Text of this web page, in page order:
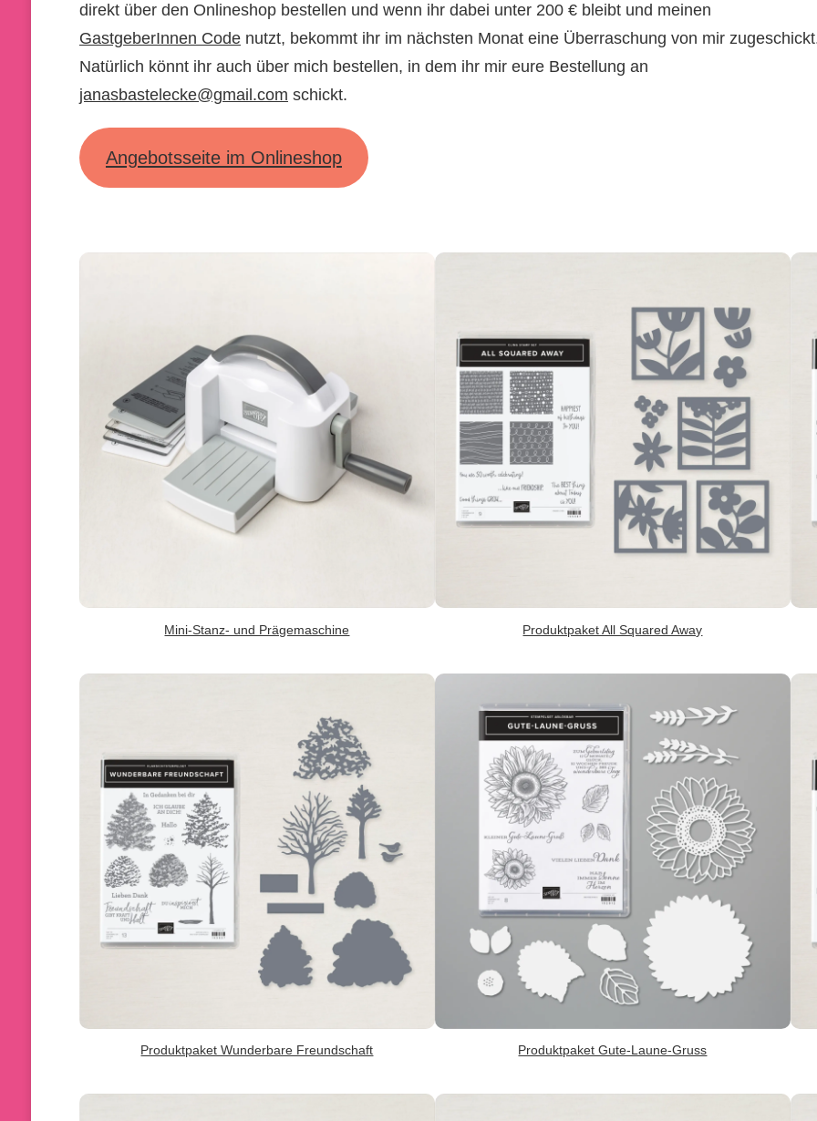
direkt über den Onlineshop bestellen und wenn ihr dabei unter 200 € bleibt und meinen
GastgeberInnen Codenutzt, bekommt ihr im nächsten Monat eine Überraschung von mir
Natürlich könnt ihr auch über mich bestellen, in dem ihr mir eure Bestellung an
janasbastelecke@gmail.com schickt.
Angebotsseite im Onlineshop
Mini-Stanz- und Prägemaschine Produktpaket All Squared Away
Produktpaket Wunderbare Freundschaft Produktpaket Gute-Laune-Gruss